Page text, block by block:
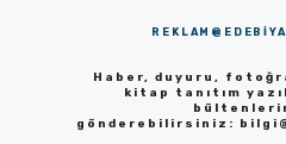
Haber, duyuru,
kitap tanıtım
gönderebilirsiniz: